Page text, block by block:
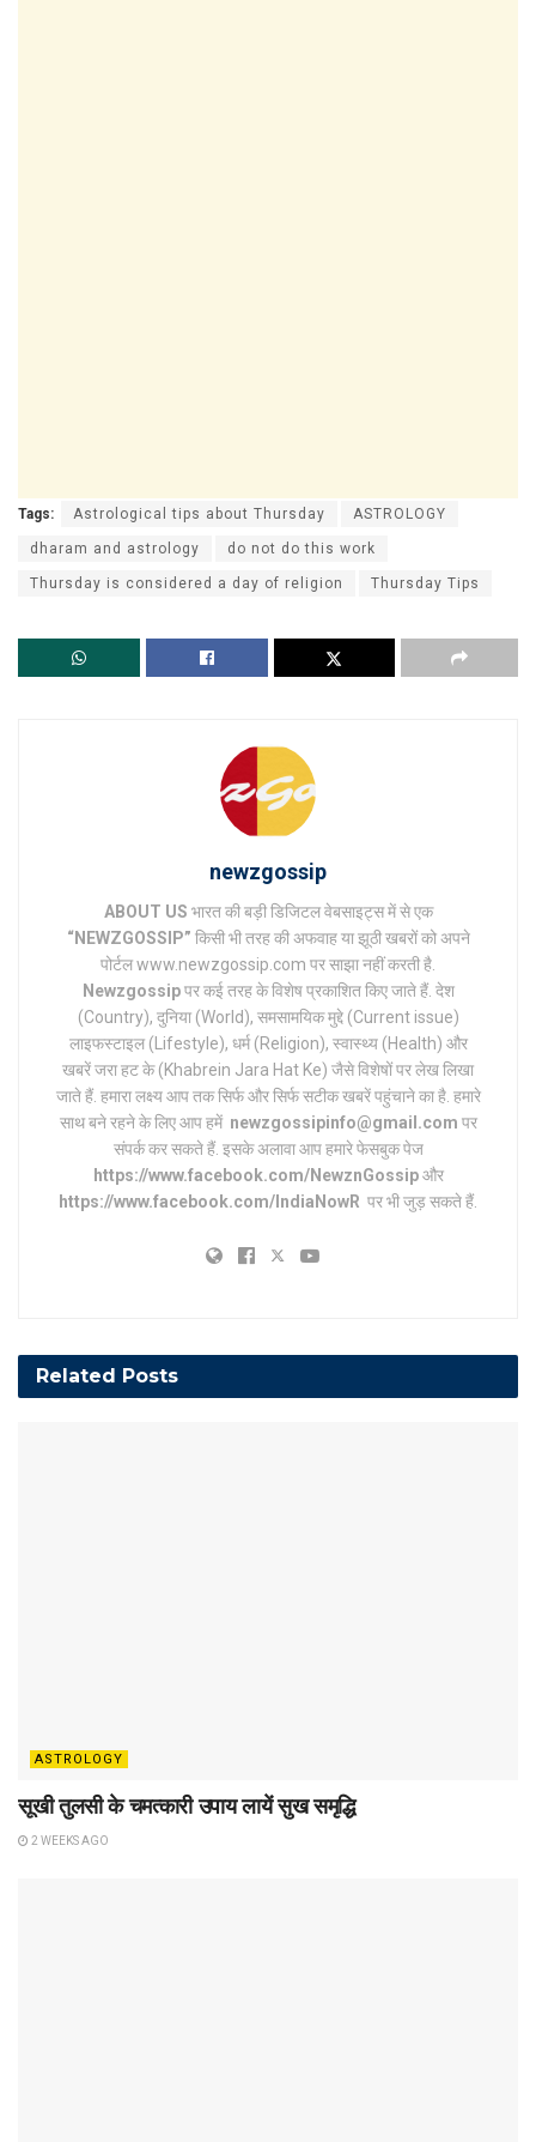
Tags: Astrological tips about Thursday ASTROLOGY
dharam and astrology do not do this work
Thursday is considered a day of religion Thursday Tips
newzgossip
ABOUT US भारत की बड़ी डिजिटल वेबसाइट्स में से एक
“NEWZGOSSIP” किसी भी तरह की अफवाह या झूठी खबरों को अपने
पोर्टल www.newzgossip.com पर साझा नहीं करती है.
Newzgossipपर कई तरह के विशेष प्रकाशित किए जाते हैं. देश
(Country), दुनिया (World), समसामयिक मुद्दे (Current issue)
लाइफस्टाइल (Lifestyle), धर्म (Religion), स्वास्थ्य (Health) और
खबरें जरा हट के (Khabrein Jara Hat Ke) जैसे विशेषों पर लेख लिखा
जाते हैं. हमारा लक्ष्य आप तक सिर्फ और सिर्फ सटीक खबरें पहुंचाने का है. हमारे
साथ बने रहने के लिए आप हमें newzgossipinfo@gmail.com पर
संपर्क कर सकते हैं. इसके अलावा आप हमारे फेसबुक पेज
https://www.facebook.com/NewznGossipऔर
https://www.facebook.com/IndiaNowR पर भी जुड़ सकते हैं.
Related Posts
ASTROLOGY
सूखी तुलसी के चमत्कारी उपाय लायें सुख समृद्धि
2 WEEKS AGO